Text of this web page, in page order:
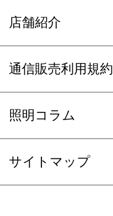
店舗紹介
通信販売利用規約
照明コラム
サイトマップ